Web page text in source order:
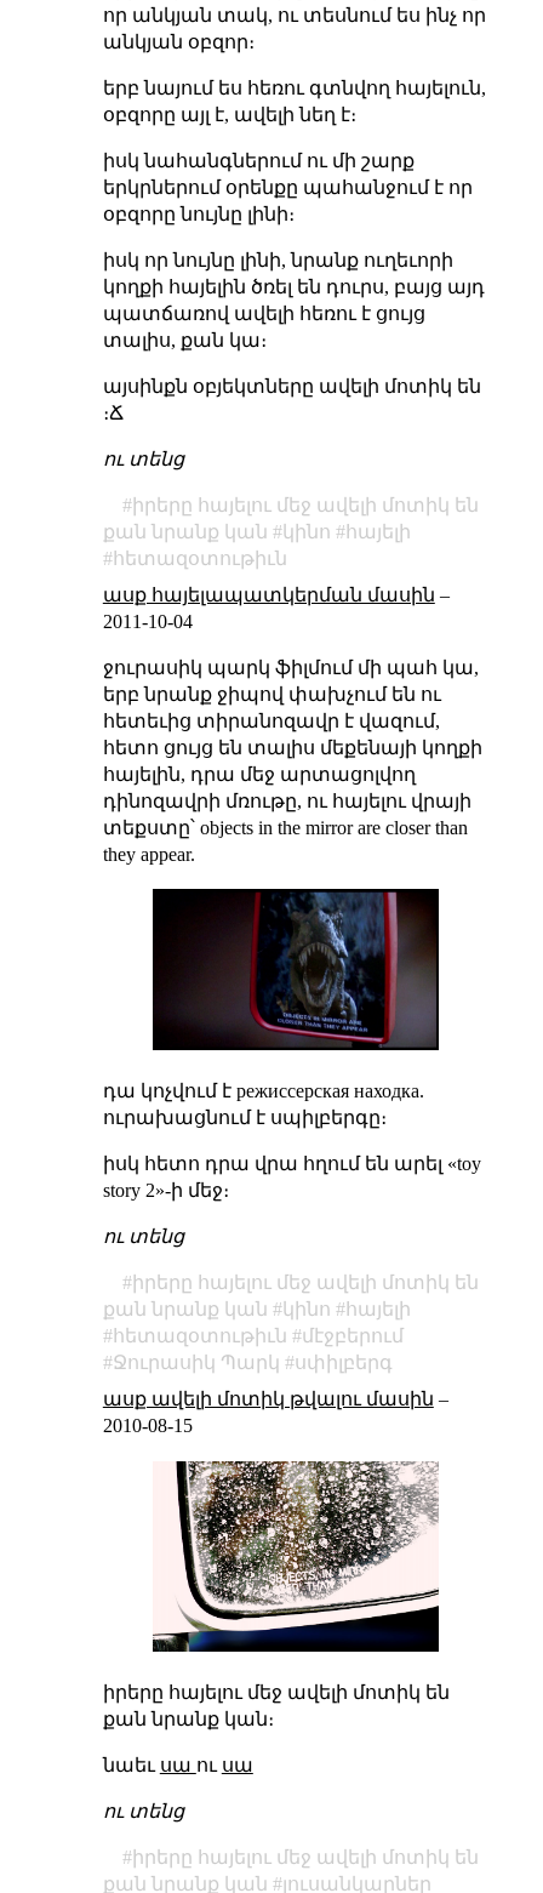
որ անկյան տակ, ու տեսնում ես ինչ որ
անկյան օբզոր։
երբ նայում ես հեռու գտնվող հայելուն,
օբզորը այլ է, ավելի նեղ է։
իսկ նահանգներում ու մի շարք
երկրներում օրենքը պահանջում է որ
օբզորը նույնը լինի։
իսկ որ նույնը լինի, նրանք ուղեւորի
կողքի հայելին ծռել են դուրս, բայց այդ
պատճառով ավելի հեռու է ցույց
տալիս, քան կա։
այսինքն օբյեկտները ավելի մոտիկ են
։Ճ
ու տենց
իրերը հայելու մեջ ավելի մոտիկ են
քան նրանք կան
կինո
հայելի
հետազօտութիւն
ասք հայելապատկերման մասին –
2011-10-04
ջուրասիկ պարկ ֆիլմում մի պահ կա,
երբ նրանք ջիպով փախչում են ու
հետեւից տիրանոզավր է վազում,
հետո ցույց են տալիս մեքենայի կողքի
հայելին, դրա մեջ արտացոլվող
դինոզավրի մռութը, ու հայելու վրայի
տեքստը՝ objects in the mirror are closer than
they appear.
դա կոչվում է режиссерская находка.
ուրախացնում է սպիլբերգը։
իսկ հետո դրա վրա հղում են արել «toy
story 2»-ի մեջ։
ու տենց
իրերը հայելու մեջ ավելի մոտիկ են
քան նրանք կան
կինո
հայելի
հետազօտութիւն
մէջբերում
Ջուրասիկ Պարկ
սփիլբերգ
ասք ավելի մոտիկ թվալու մասին –
2010-08-15
իրերը հայելու մեջ ավելի մոտիկ են
քան նրանք կան։
նաեւ սա ու սա
ու տենց
իրերը հայելու մեջ ավելի մոտիկ են
քան նրանք կան
լուսանկարներ